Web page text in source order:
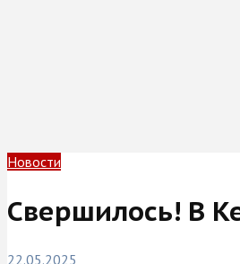
Новости
Свершилось! В
22.05.2025